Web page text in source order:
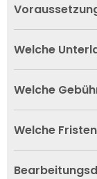
Welche
Welche
Welche